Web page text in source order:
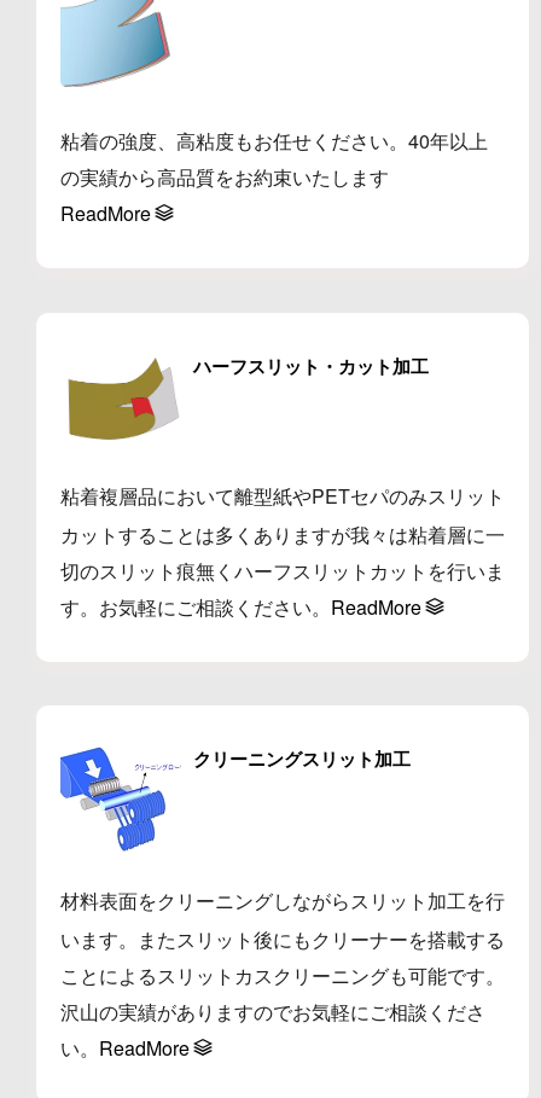
粘着の強度、高粘度もお任せください。40年以上
の実績から高品質をお約束いたします
ReadMore
ハーフスリット・カット加工
粘着複層品において離型紙やPETセパのみスリット
カットすることは多くありますが我々は粘着層に一
切のスリット痕無くハーフスリットカットを行いま
す。お気軽にご相談ください。 ReadMore
クリーニングスリット加工
材料表面をクリーニングしながらスリット加工を行
います。またスリット後にもクリーナーを搭載する
ことによるスリットカスクリーニングも可能です。
沢山の実績がありますのでお気軽にご相談くださ
い。 ReadMore